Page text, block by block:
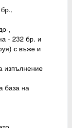
,
- 232 бр. и
с въже и
изпълнение
база на